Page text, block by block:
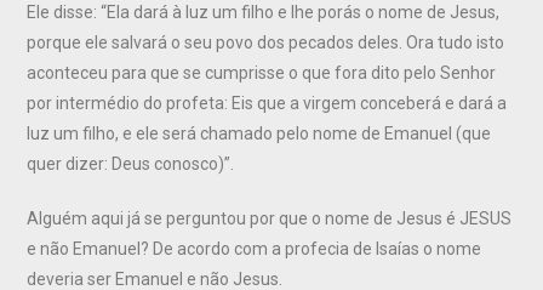
Ele disse: “Ela dará à luz um filho e lhe porás o nome de Jesus,
porque ele salvará o seu povo dos pecados deles. Ora tudo isto
aconteceu para que se cumprisse o que fora dito pelo Senhor
por intermédio do profeta: Eis que a virgem conceberá e dará a
luz um filho, e ele será chamado pelo nome de Emanuel (que
quer dizer: Deus conosco)”.
Alguém aqui já se perguntou por que o nome de Jesus é JESUS
e não Emanuel? De acordo com a profecia de Isaías o nome
deveria ser Emanuel e não Jesus.